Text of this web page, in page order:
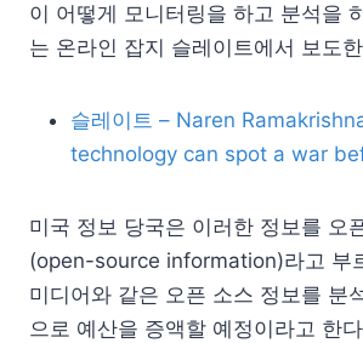
이 어떻게 모니터링을 하고 분석을
는 온라인 잡지 슬레이트에서 보도
슬레이트 – Naren
technology can spot a war
미국 정보 당국은 이러한 정보를 오
(open-source information)라고 부
미디어와 같은 오픈 소스 정보를 분
으로 예산을 증액할 예정이라고 한